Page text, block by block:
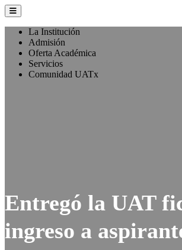
La Institución
Admisión
Oferta Académica
Servicios
Comunidad UATx
Entregó la UAT
ingreso a